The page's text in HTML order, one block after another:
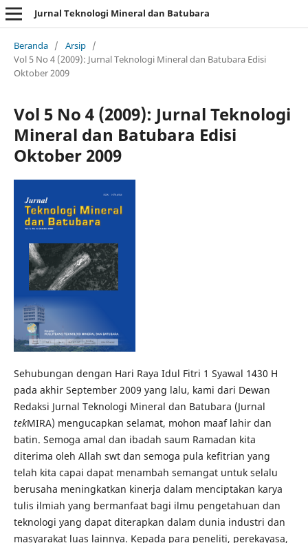
Jurnal Teknologi Mineral dan Batubara
Beranda / Arsip /
Vol 5 No 4 (2009): Jurnal Teknologi Mineral dan Batubara Edisi
Oktober 2009
Vol 5 No 4 (2009): Jurnal Teknologi
Mineral dan Batubara Edisi
Oktober 2009
Sehubungan dengan Hari Raya Idul Fitri 1 Syawal 1430 H
pada akhir September 2009 yang lalu, kami dari Dewan
Redaksi Jurnal Teknologi Mineral dan Batubara (Jurnal
tekMIRA) mengucapkan selamat, mohon maaf lahir dan
batin. Semoga amal dan ibadah saum Ramadan kita
diterima oleh Allah swt dan semoga pula kefitrian yang
telah kita capai dapat menambah semangat untuk selalu
berusaha meningkatkan kinerja dalam menciptakan karya
tulis ilmiah yang bermanfaat bagi ilmu pengetahuan dan
teknologi yang dapat diterapkan dalam dunia industri dan
masyarakat luas lainnya. Kepada para peneliti, perekayasa,